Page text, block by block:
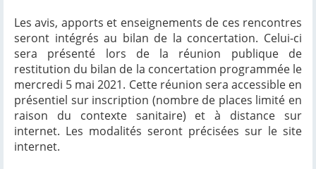
Les avis, apports et enseignements de ces rencontres
seront intégrés au bilan de la concertation. Celui-ci
sera présenté lors de la réunion publique de
restitution du bilan de la concertation programmée le
mercredi 5 mai 2021. Cette réunion sera accessible en
présentiel sur inscription (nombre de places limité en
raison du contexte sanitaire) et à distance sur
internet. Les modalités seront précisées sur le site
internet.